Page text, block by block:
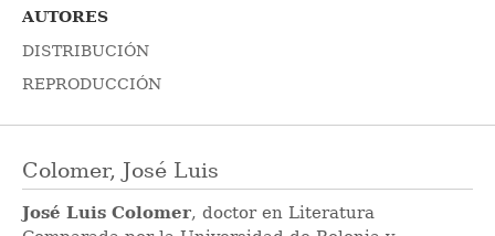
AUTORES
DISTRIBUCIÓN
REPRODUCCIÓN
Colomer, José Luis
José Luis Colomer, doctor en Literatura